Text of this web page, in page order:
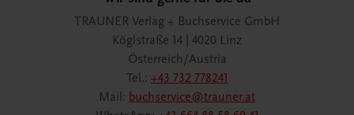
TRAUNER Verlag + Buchservice GmbH
Köglstraße 14 | 4020 Linz
Österreich/Austria
Tel.: +43 732 778241
Mail: buchservice@trauner.at